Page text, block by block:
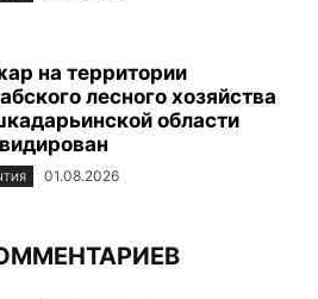
на территории
лесного хозяйства
области
01.08.2026